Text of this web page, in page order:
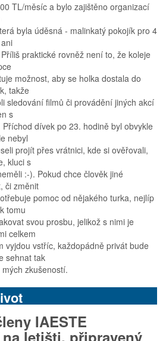
TL/měsíc a bylo zajištěno organizací
byla úděsná - malinkatý pokojík pro 4
praktické rovněž není to, že koleje
možnost, aby se holka dostala do
takže
sledování filmů či provádění jiných akcí
s
dívek po 23. hodině byl obvykle
nebyl
projít přes vrátnici, kde si ověřovali,
kluci s
:-). Pokud chce člověk jiné
či změnit
pomoc od nějakého turka, nejlíp
tomu
svou prosbu, jelikož s nimi je
celkem
vyjdou vstříc, každopádně privát bude
sehnat tak
zkušeností.
IAESTE